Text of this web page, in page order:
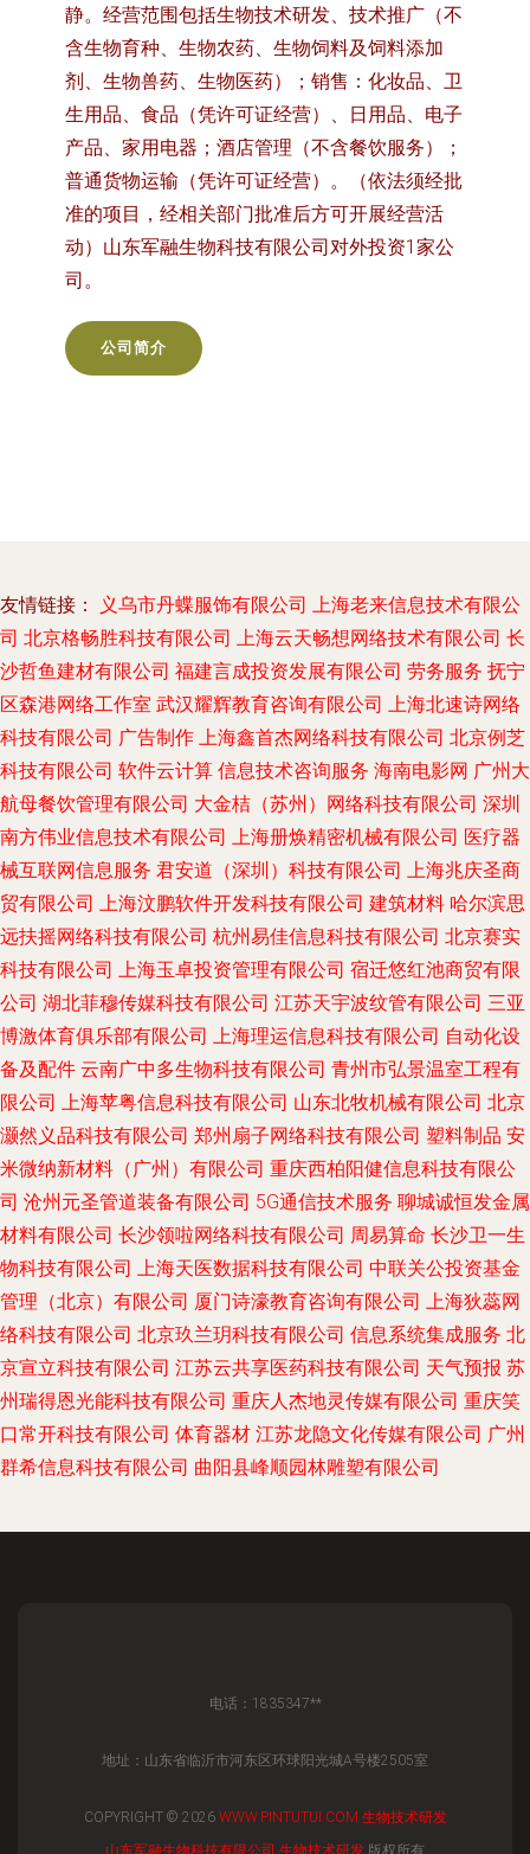
静。经营范围包括生物技术研发、技术推广（不
含生物育种、生物农药、生物饲料及饲料添加
剂、生物兽药、生物医药）；销售：化妆品、卫
生用品、食品（凭许可证经营）、日用品、电子
产品、家用电器；酒店管理（不含餐饮服务）；
普通货物运输（凭许可证经营）。（依法须经批
准的项目，经相关部门批准后方可开展经营活
动）山东军融生物科技有限公司对外投资1家公
司。
公司简介
友情链接： 义乌市丹蝶服饰有限公司 上海老来信息技术有限公
司 北京格畅胜科技有限公司 上海云天畅想网络技术有限公司 长
沙哲鱼建材有限公司 福建言成投资发展有限公司 劳务服务 抚宁
区森港网络工作室 武汉耀辉教育咨询有限公司 上海北速诗网络
科技有限公司 广告制作 上海鑫首杰网络科技有限公司 北京例芝
科技有限公司 软件云计算 信息技术咨询服务 海南电影网 广州大
航母餐饮管理有限公司 大金桔（苏州）网络科技有限公司 深圳
南方伟业信息技术有限公司 上海册焕精密机械有限公司 医疗器
械互联网信息服务 君安道（深圳）科技有限公司 上海兆庆圣商
贸有限公司 上海汶鹏软件开发科技有限公司 建筑材料 哈尔滨思
远扶摇网络科技有限公司 杭州易佳信息科技有限公司 北京赛实
科技有限公司 上海玉卓投资管理有限公司 宿迁悠红池商贸有限
公司 湖北菲穆传媒科技有限公司 江苏天宇波纹管有限公司 三亚
博激体育俱乐部有限公司 上海理运信息科技有限公司 自动化设
备及配件 云南广中多生物科技有限公司 青州市弘景温室工程有
限公司 上海苹粤信息科技有限公司 山东北牧机械有限公司 北京
灏然义品科技有限公司 郑州扇子网络科技有限公司 塑料制品 安
米微纳新材料（广州）有限公司 重庆西柏阳健信息科技有限公
司 沧州元圣管道装备有限公司 5G通信技术服务 聊城诚恒发金属
材料有限公司 长沙领啦网络科技有限公司 周易算命 长沙卫一生
物科技有限公司 上海天医数据科技有限公司 中联关公投资基金
管理（北京）有限公司 厦门诗濠教育咨询有限公司 上海狄蕊网
络科技有限公司 北京玖兰玥科技有限公司 信息系统集成服务 北
京宣立科技有限公司 江苏云共享医药科技有限公司 天气预报 苏
州瑞得恩光能科技有限公司 重庆人杰地灵传媒有限公司 重庆笑
口常开科技有限公司 体育器材 江苏龙隐文化传媒有限公司 广州
群希信息科技有限公司 曲阳县峰顺园林雕塑有限公司
电话：1835347**
地址：山东省临沂市河东区环球阳光城A号楼2505室
COPYRIGHT © 2026 WWW.PINTUTUI.COM 生物技术研发
山东军融生物科技有限公司 生物技术研发 版权所有